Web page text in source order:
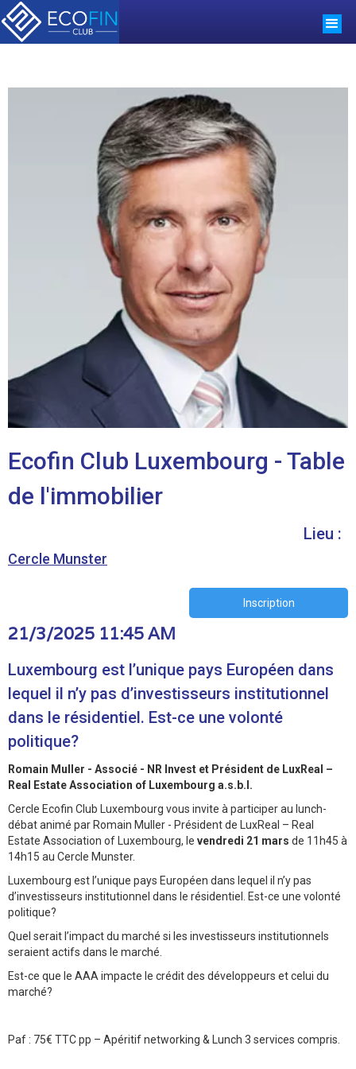
Ecofin Club Luxembourg - Table
de l'immobilier
Lieu :
Cercle Munster
Inscription
21/3/2025 11:45 AM
Luxembourg est l’unique pays Européen dans
lequel il n’y pas d’investisseurs institutionnel
dans le résidentiel. Est-ce une volonté
politique?
Romain Muller - Associé - NR Invest et Président de LuxReal –
Real Estate Association of Luxembourg a.s.b.l.
Cercle Ecofin Club Luxembourg vous invite à participer au lunch-
débat animé par Romain Muller - Président de LuxReal – Real
Estate Association of Luxembourg, le vendredi 21 mars de 11h45 à
14h15 au Cercle Munster.
Luxembourg est l’unique pays Européen dans lequel il n’y pas
d’investisseurs institutionnel dans le résidentiel. Est-ce une volonté
politique?
Quel serait l’impact du marché si les investisseurs institutionnels
seraient actifs dans le marché.
Est-ce que le AAA impacte le crédit des développeurs et celui du
marché?
Paf : 75€ TTC pp – Apéritif networking & Lunch 3 services compris.